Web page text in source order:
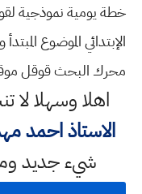
خطة يومية نموذجية
الإبتدائي الموضوع
محرك البحث قوقل
اهلا وسهلالا
الاستاذ احمد
شيء جديد